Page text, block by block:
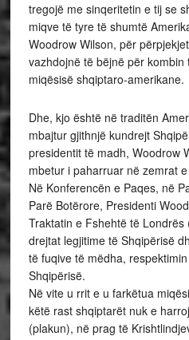
tregojë me sinqeritetin e tij se
miqve të tyre të shumtë
Woodrow Wilson, për
vazhdojnë të bëjnë për
miqësisë shqiptaro-amerikane.
Dhe, kjo është në traditën
mbajtur gjithnjë kundrejt
presidentit të madh, Woodrow
mbetur i paharruar në zemrat
Në Konferencën e Paqes, në
Parë Botërore, Presidenti
Traktatin e Fshehtë të
drejtat legjitime të Shqipërisë
të fuqive të mëdha,
Shqipërisë.
Në vite u rrit e u farkëtua
këtë rast shqiptarët nuk e
(plakun), në prag të